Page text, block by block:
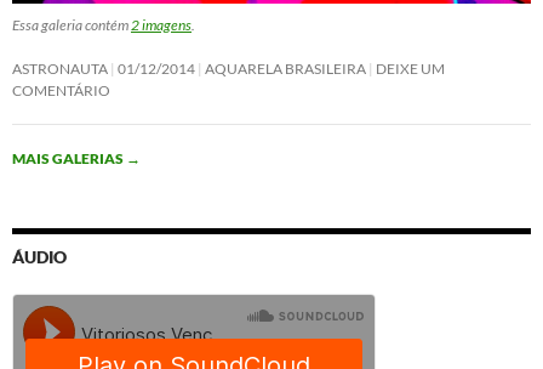
Essa galeria contém2 imagens.
ASTRONAUTA 01/12/2014 AQUARELA BRASILEIRA DEIXE UM
COMENTÁRIO
MAIS GALERIAS →
ÁUDIO